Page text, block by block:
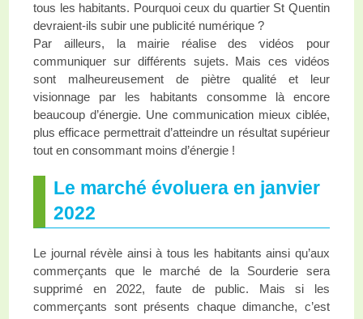
tous les habitants. Pourquoi ceux du quartier St Quentin
devraient-ils subir une publicité numérique ?
Par ailleurs, la mairie réalise des vidéos pour
communiquer sur différents sujets. Mais ces vidéos
sont malheureusement de piètre qualité et leur
visionnage par les habitants consomme là encore
beaucoup d’énergie. Une communication mieux ciblée,
plus efficace permettrait d’atteindre un résultat supérieur
tout en consommant moins d’énergie !
Le marché évoluera en janvier
2022
Le journal révèle ainsi à tous les habitants ainsi qu’aux
commerçants que le marché de la Sourderie sera
supprimé en 2022, faute de public. Mais si les
commerçants sont présents chaque dimanche, c’est